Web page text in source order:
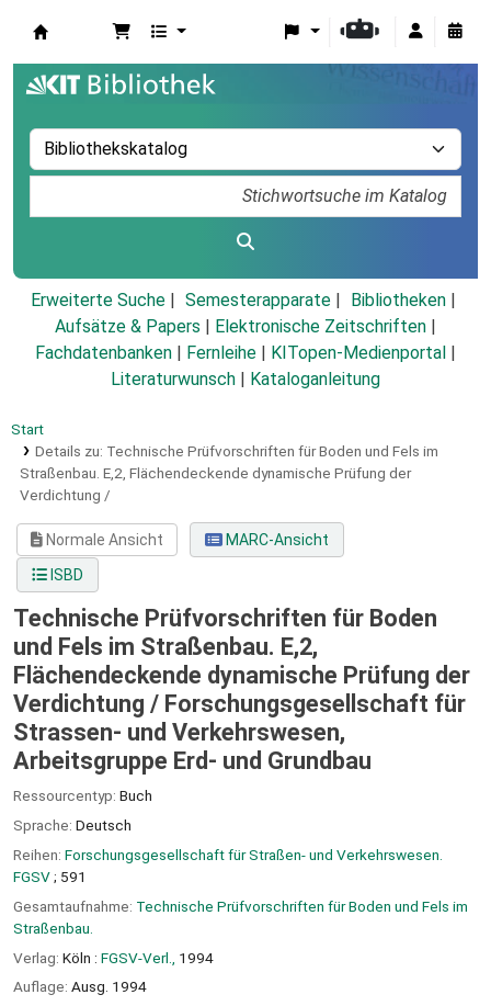
Erweiterte Suche Semesterapparate
Bibliotheken
Aufsätze & Papers
Elektronische Zeitschriften
Fachdatenbanken
Fernleihe KITopen-Medienportal
Literaturwunsch
Kataloganleitung
Start
Details zu: Technische Prüfvorschriften für Boden und Fels im
Straßenbau. E,2, Flächendeckende dynamische Prüfung der
Verdichtung /
Normale Ansicht
MARC-Ansicht
ISBD
Technische Prüfvorschriften für Boden
und Fels im Straßenbau. E,2,
Flächendeckende dynamische Prüfung der
Verdichtung / Forschungsgesellschaft für
Strassen- und Verkehrswesen,
Arbeitsgruppe Erd- und Grundbau
Ressourcentyp: Buch
Sprache: Deutsch
Reihen: Forschungsgesellschaft für Straßen- und Verkehrswesen.
FGSV; 591
Gesamtaufnahme: Technische Prüfvorschriften für Boden und Fels im
Straßenbau.
Verlag: Köln : FGSV-Verl.,
1994
Auflage: Ausg. 1994